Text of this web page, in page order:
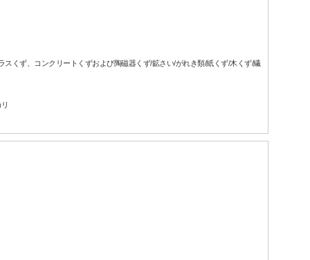
くず、コンクリートくずおよび陶磁器くず/鉱さい/がれき類/紙くず/木くず/繊